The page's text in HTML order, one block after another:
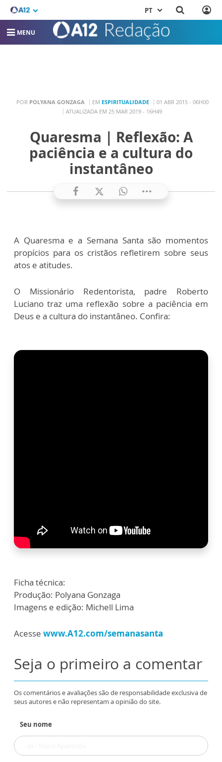
PT
MENU
POR POLYANA GONZAGA EM ESPIRITUALIDADE
01 ABR 2015 - 06H00
ATUALIZADA EM 25 MAR 2019 - 16H49
Quaresma | Reflexão: A
paciência e a cultura do
instantâneo
A Quaresma e a Semana Santa são momentos
propícios para os cristãos refletirem sobre seus
atos e atitudes.
O Missionário Redentorista, padre Roberto
Luciano traz uma reflexão sobre a paciência em
Deus e a cultura do instantâneo. Confira:
Ficha técnica:
Produção: Polyana Gonzaga
Imagens e edição: Michell Lima
Acesse www.A12.com/semanasanta
Seja o primeiro a comentar
Os comentários e avaliações são de responsabilidade exclusiva de
seus autores e não representam a opinião do site.
Seu nome